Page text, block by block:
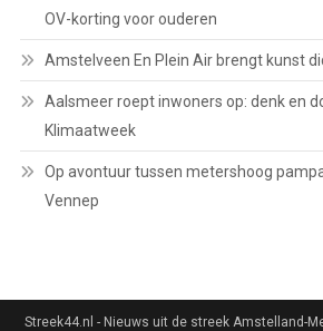
OV-korting voor ouderen
Amstelveen En Plein Air brengt kunst
Aalsmeer roept inwoners op: denk en
Klimaatweek
Op avontuur tussen metershoog
Vennep
Streek44.nl - Nieuws uit de streek Amstelland-